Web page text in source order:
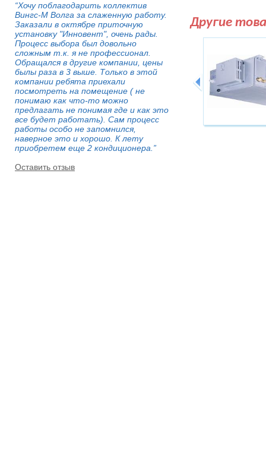
Другие
“Хочу поблагодарить коллектив
Вингс-М Волга за слаженную работу.
Заказали в октябре приточную
установку "Инновент", очень рады.
Процесс выбора был довольно
сложным т.к. я не профессионал.
Обращался в другие компании, цены
былы раза в 3 выше. Только в этой
компании ребята приехали
посмотреть на помещение ( не
понимаю как что-то можно
предлагать не понимая где и как это
все будет работать). Сам процесс
работы особо не запомнился,
наверное это и хорошо. К лету
приобретем еще 2 кондиционера.”
Оставить отзыв